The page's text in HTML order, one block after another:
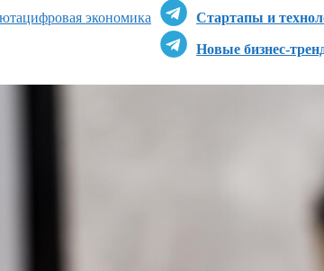
Стартапы и
Новые бизнес-
цифровая экономика